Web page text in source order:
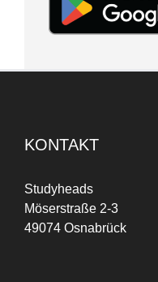
KONTAKT
Studyheads
Möserstraße 2-3
49074 Osnabrück